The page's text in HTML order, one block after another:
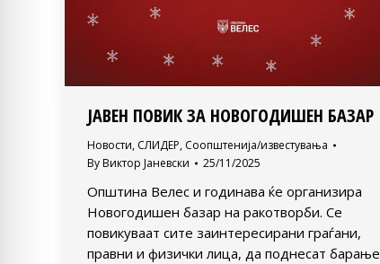
ЈАВЕН ПОВИК ЗА НОВОГОДИШЕН БАЗАР
Новости, СЛИДЕР, Соопштенија/известувања
By Виктор Јаневски 25/11/2025
Општина Велес и годинава ќе организира
Новогодишен базар на ракотворби. Се
повикуваат сите заинтересирани граѓани,
правни и физички лица, да поднесат барање